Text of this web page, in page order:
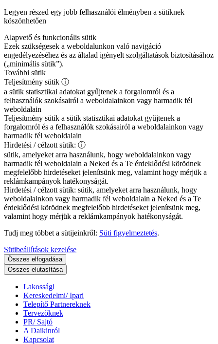
Legyen részed egy jobb felhasználói élményben a sütiknek
köszönhetően
Alapvető és funkcionális sütik
Ezek szükségesek a weboldalunkon való navigáció
engedélyezéséhez és az általad igényelt szolgáltatások biztosításához
(„minimális sütik”).
További sütik
Teljesítmény sütik ⓘ
a sütik statisztikai adatokat gyűjtenek a forgalomról és a
felhasználók szokásairól a weboldalainkon vagy harmadik fél
weboldalain
Teljesítmény sütik a sütik statisztikai adatokat gyűjtenek a
forgalomról és a felhasználók szokásairól a weboldalainkon vagy
harmadik fél weboldalain
Hirdetési / célzott sütik: ⓘ
sütik, amelyeket arra használunk, hogy weboldalainkon vagy
harmadik fél weboldalain a Neked és a Te érdeklődési körödnek
megfelelőbb hirdetéseket jelenítsünk meg, valamint hogy mérjük a
reklámkampányok hatékonyságát.
Hirdetési / célzott sütik: sütik, amelyeket arra használunk, hogy
weboldalainkon vagy harmadik fél weboldalain a Neked és a Te
érdeklődési körödnek megfelelőbb hirdetéseket jelenítsünk meg,
valamint hogy mérjük a reklámkampányok hatékonyságát.
Tudj meg többet a sütijeinkről: Süti figyelmeztetés.
Sütibeállítások kezelése
Összes elfogadása
Összes elutasítása
Lakossági
Kereskedelmi/ Ipari
Telepítő Partnereknek
Tervezőknek
PR/ Sajtó
A Daikinról
Kapcsolat